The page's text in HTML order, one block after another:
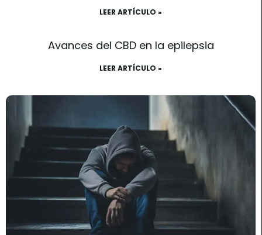
LEER ARTÍCULO »
Avances del CBD en la epilepsia
LEER ARTÍCULO »